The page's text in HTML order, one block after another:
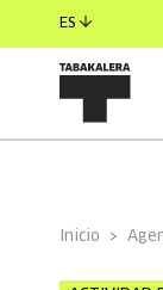
ES
Inicio